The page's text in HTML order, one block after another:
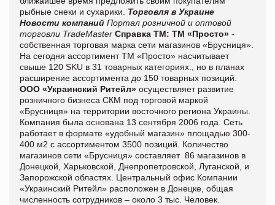
рыбные снеки и сухарики. Торговля в Украине
Новости компаний Портал розничной и оптовой
торговли TradeMaster Справка ТМ: ТМ «Просто» -
собственная торговая марка сети магазинов «Брусниця».
На сегодня ассортимент ТМ «Просто» насчитывает
свыше 120 SKU в 31 товарных категориях., но в планах
расширение ассортимента до 150 товарных позиций.
ООО «Украинский Ритейл» осуществляет развитие
розничного бизнеса СКМ под торговой маркой
«Брусниця» на территории восточного региона Украины.
Компания была основана 13 сентября 2006 года. Сеть
работает в формате «удобный магазин» площадью 300-
400 м2 с ассортиментом 3500 позиций. Количество
магазинов сети «Брусниця» составляет 86 магазинов в
Донецкой, Харьковской, Днепропетровской, Луганской, и
Запорожской областях. Центральный офис Компании
«Украинский Ритейл» расположен в Донецке, общая
численность сотрудников – около 3 тыс. Человек.